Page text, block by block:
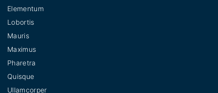
Elementum
Lobortis
Mauris
Maximus
Pharetra
Quisque
Ullamcorper